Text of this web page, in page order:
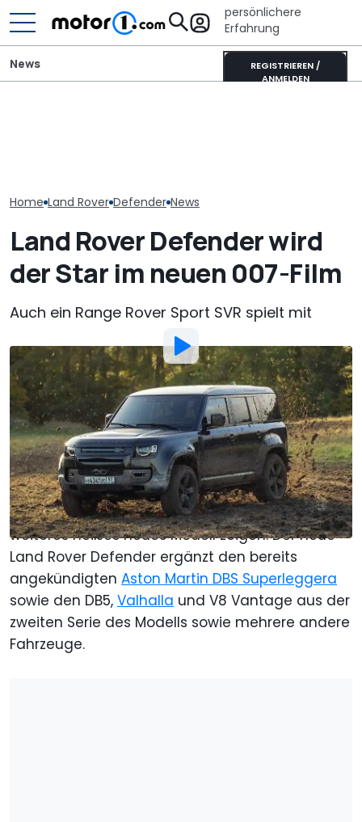
persönlichere
Erfahrung
REGISTRIEREN /
ANMELDEN
News
Home Land Rover Defender News
Land Rover Defender wird
der Star im neuen 007-Film
Auch ein Range Rover Sport SVR spielt mit
Von : Anthony Karr
Übersetzt von:Roland Hildebrandt
13. Nov. 2019um
Als bevorzugte Quelle Motor1.com
auf Google hinzufügen
Der 25. Film in der James-Bond-Reihe, der im
April nächsten Jahres erscheinen soll, wird ein
weiteres heißes neues Modell zeigen. Der neue
Land Rover Defender ergänzt den bereits
angekündigten Aston Martin DBS Superleggera
sowie den DB5, Valhalla und V8 Vantage aus der
zweiten Serie des Modells sowie mehrere andere
Fahrzeuge.